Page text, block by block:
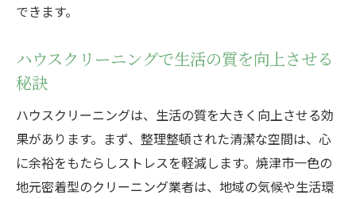
できます。
ハウスクリーニングで生活の質を向上させる
秘訣
ハウスクリーニングは、生活の質を大きく向上させる効
果があります。まず、整理整頓された清潔な空間は、心
に余裕をもたらしストレスを軽減します。焼津市一色の
地元密着型のクリーニング業者は、地域の気候や生活環